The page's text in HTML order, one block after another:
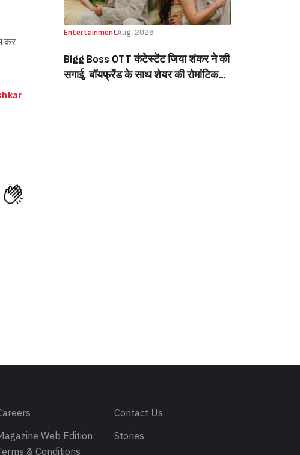
कर
EntertainmentAug, 2026
Bigg Boss OTT कंटेस्टेंट जिया शंकर ने की
सगाई, बॉयफ्रेंड के साथ शेयर की रोमांटिक
Contact Us
Web Edition
& Conditions
Stories